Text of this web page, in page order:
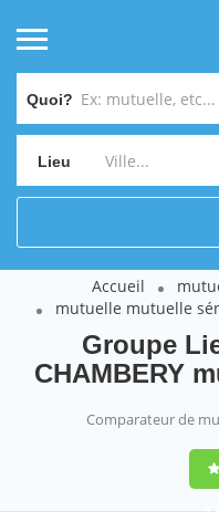
Quoi?
Lieu
Accueil
mutuelle mutuelle
Groupe
CHAMBERY
Comparateur de